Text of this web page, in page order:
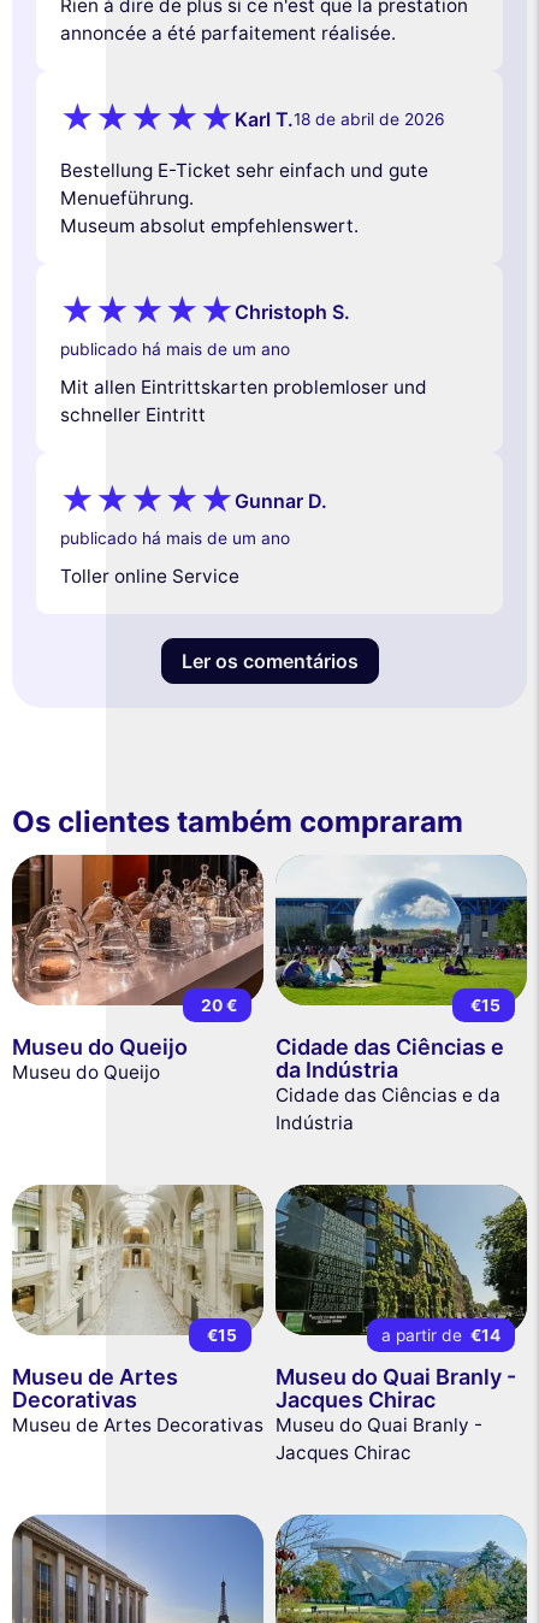
Rien à dire de plus si ce n'est que la prestation
annoncée a été parfaitement réalisée.
Karl T.18 de abril de 2026
Bestellung E-Ticket sehr einfach und gute
Menueführung.
Museum absolut empfehlenswert.
Christoph S.
publicado há mais de um ano
Mit allen Eintrittskarten problemloser und
schneller Eintritt
Gunnar D.
publicado há mais de um ano
Toller online Service
Ler os comentários
Os clientes também compraram
20 €
Museu do Queijo
Museu do Queijo
€15
Cidade das Ciências e
da Indústria
Cidade das Ciências e da
Indústria
€15
Museu de Artes
Decorativas
Museu de Artes Decorativas
a partir de €14
Museu do Quai Branly -
Jacques Chirac
Museu do Quai Branly -
Jacques Chirac